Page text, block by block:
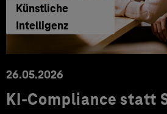
Künstliche
Intelligenz
26.05.2026
KI-Compliance statt